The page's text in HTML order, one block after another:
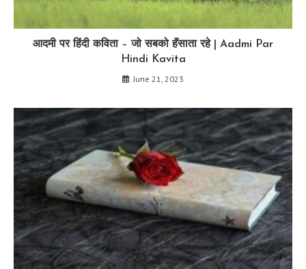
आदमी पर हिंदी कविता – जो सबको हॅंसाता रहे | Aadmi Par
Hindi Kavita
June 21, 2023